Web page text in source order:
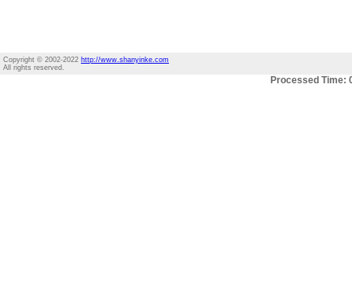
Copyright © 2002-2022 http://www.shanyinke.com
All rights reserved.
Processed Time: